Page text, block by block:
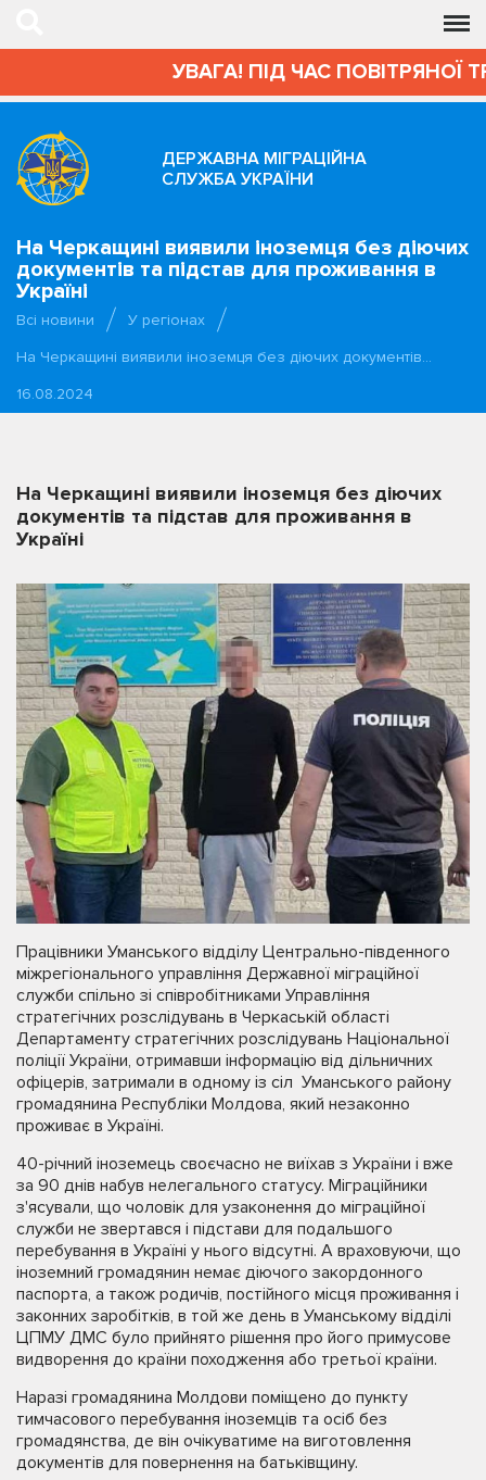
УВАГА! ПІД ЧАС ПОВІТРЯНОЇ
ДЕРЖАВНА МІГРАЦІЙНА
СЛУЖБА УКРАЇНИ
На Черкащині виявили іноземця без діючих
документів та підстав для проживання в
Україні
Всі новини
У регіонах
На Черкащині виявили іноземця без діючих документів…
16.08.2024
На Черкащині виявили іноземця без діючих
документів та підстав для проживання в
Україні
Працівники Уманського відділу Центрально-південного
міжрегіонального управління Державної міграційної
служби спільно зі співробітниками Управління
стратегічних розслідувань в Черкаській області
Департаменту стратегічних розслідувань Національної
поліції України, отримавши інформацію від дільничних
офіцерів, затримали в одному із сіл Уманського району
громадянина Республіки Молдова, який незаконно
проживає в Україні.
40-річний іноземець своєчасно не виїхав з України і вже
за 90 днів набув нелегального статусу. Міграційники
з'ясували, що чоловік для узаконення до міграційної
служби не звертався і підстави для подальшого
перебування в Україні у нього відсутні. А враховуючи, що
іноземний громадянин немає діючого закордонного
паспорта, а також родичів, постійного місця проживання і
законних заробітків, в той же день в Уманському відділі
ЦПМУ ДМС було прийнято рішення про його примусове
видворення до країни походження або третьої країни.
Наразі громадянина Молдови поміщено до пункту
тимчасового перебування іноземців та осіб без
громадянства, де він очікуватиме на виготовлення
документів для повернення на батьківщину.